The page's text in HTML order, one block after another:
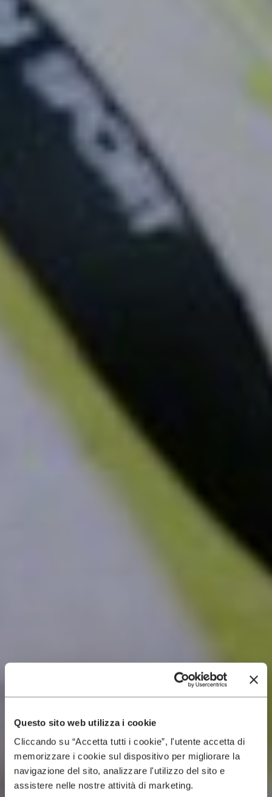
Questo sito web utilizza i cookie
Cliccando su “Accetta tutti i cookie”, l'utente accetta di
memorizzare i cookie sul dispositivo per migliorare la
navigazione del sito, analizzare l'utilizzo del sito e
assistere nelle nostre attività di marketing.